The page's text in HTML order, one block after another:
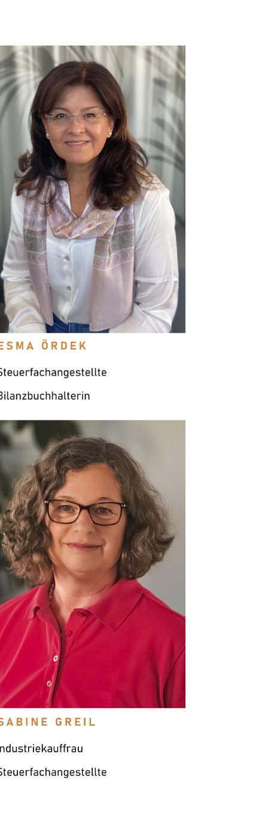
„Wir sind alle dynamische, innovative
Teamkollegen, die digitales Arbeiten nicht
mehr missen möchten. Ein freundliches und
respektvolles Miteinander ist die Basis
unserer auf Qualität fokussierte Arbeit. Hier
bin ich hoch motiviert für herausfordernde
Aufgaben mit denen ich mich identifiziere
und an denen ich wachsen kann. Hier bin ich
sehr gerne.“
„Kompetenz trifft Teamgeist – hier macht es
Spaß, mitzuarbeiten!“